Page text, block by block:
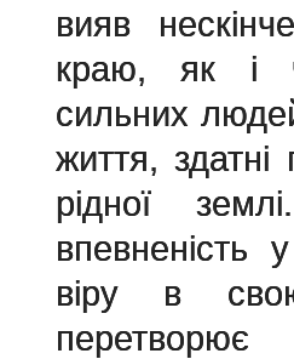
вияв
краю, як і
сильних
життя,
рідної
впевненість
віру в